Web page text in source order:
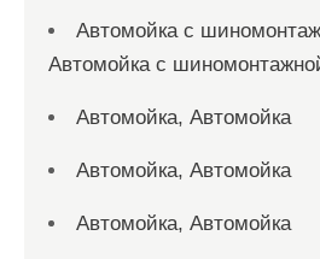
Автомойка с
Автомойка с
Автомойка, Автомойка
Автомойка, Автомойка
Автомойка, Автомойка